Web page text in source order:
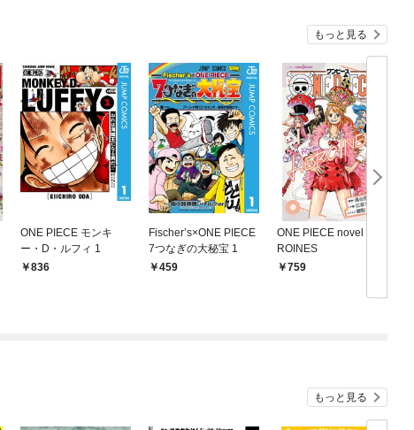
もっと見る
ONE PIECE モンキ
ー・D・ルフィ 1
836
Fischer’s×ONE PIECE
7つなぎの大秘宝 1
459
ONE PIECE novel HE
ROINES
759
もっと見る